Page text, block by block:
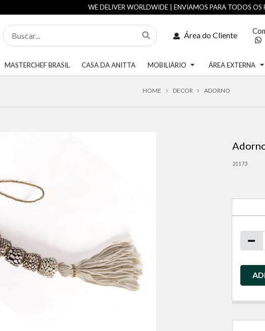
WE DELIVER WORLDWIDE | ENVIAMOS PARA TODOS OS
Área do Cliente
MASTERCHEF BRASIL CASA DA ANITTA MOBILIÁRIO ÁREA EXTERNA
HOME DECOR ADORNO
21173